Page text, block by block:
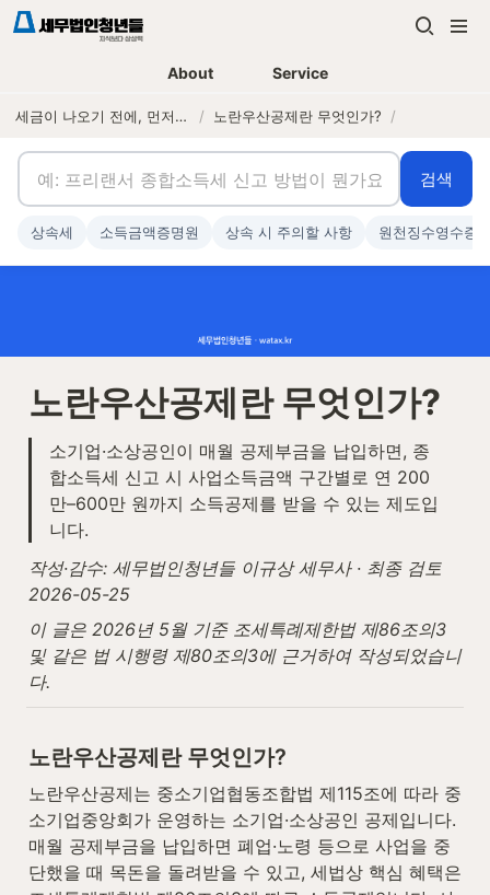
About Service
세금이 나오기 전에, 먼저 연락하는 세무법인 / 노란우산공제란 무엇인가? /
노란우산공제란 무엇인가?
소기업·소상공인이 매월 공제부금을 납입하면, 종
합소득세 신고 시 사업소득금액 구간별로 연 200
만–600만 원까지 소득공제를 받을 수 있는 제도입
니다.
작성·감수: 세무법인청년들 이규상 세무사 · 최종 검토
2026-05-25
이 글은 2026년 5월 기준 조세특례제한법 제86조의3
및 같은 법 시행령 제80조의3에 근거하여 작성되었습니
다.
노란우산공제란 무엇인가?
노란우산공제는 중소기업협동조합법 제115조에 따라 중
소기업중앙회가 운영하는 소기업·소상공인 공제입니다.
매월 공제부금을 납입하면 폐업·노령 등으로 사업을 중
단했을 때 목돈을 돌려받을 수 있고, 세법상 핵심 혜택은
검색
상속세 소득금액증명원 상속 시 주의할 사항 원천징수영수증